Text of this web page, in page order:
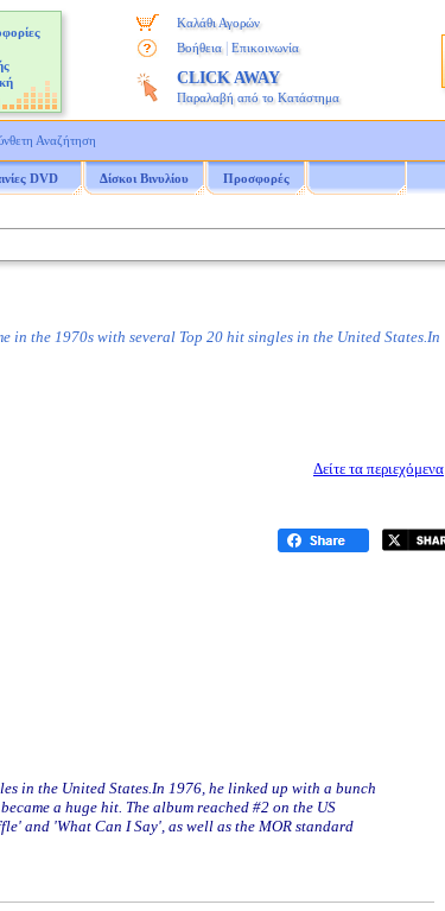
Καλάθι Αγορών
Βοήθεια
Επικοινωνία
CLICK AWAY
Παραλαβή από το Κατάστημα
Αναζήτηση
DVD Δίσκοι Βινυλίου Προσφορές
in the 1970s with several Top 20 hit singles in the United States.In
Δείτε τα περιεχόμενα
in the United States.In 1976, he linked up with a bunch
a huge hit. The album reached #2 on the US
and 'What Can I Say', as well as the MOR standard